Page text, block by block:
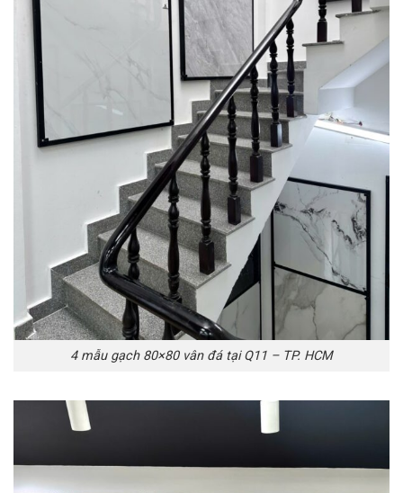
4 mẫu gạch 80×80 vân đá tại Q11 – TP. HCM